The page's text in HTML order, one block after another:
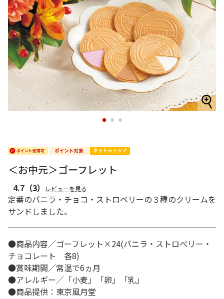
1 2 3
＜お中元＞ゴーフレット
4.7 （3） レビューを見る
定番のバニラ・チョコ・ストロベリーの３種のクリームを
サンドしました。
●商品内容／ゴーフレット×24(バニラ・ストロベリー・
チョコレート 各8)
●賞味期間／常温で6ヵ月
●アレルギー／「小麦」「卵」「乳」
●商品提供：東京風月堂